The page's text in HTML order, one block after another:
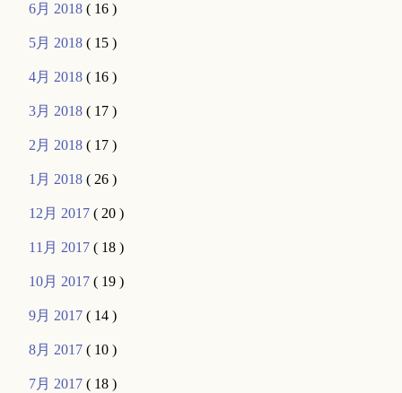
6月 2018( 16 )
5月 2018( 15 )
4月 2018( 16 )
3月 2018( 17 )
2月 2018( 17 )
1月 2018( 26 )
12月 2017( 20 )
11月 2017( 18 )
10月 2017( 19 )
9月 2017( 14 )
8月 2017( 10 )
7月 2017( 18 )